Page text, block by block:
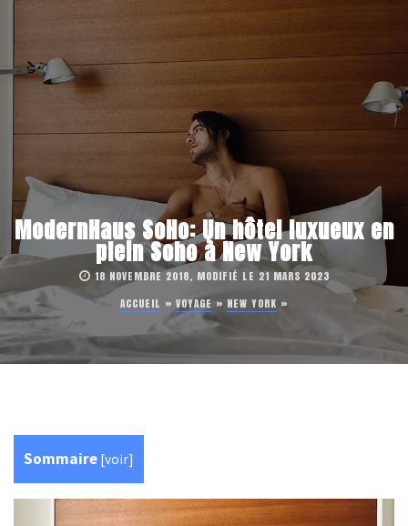
ModernHaus SoHo: Un hôtel luxueux en
plein Soho à New York
18 NOVEMBRE 2018, MODIFIÉ LE 21 MARS 2023
ACCUEIL » VOYAGE » NEW YORK »
Sommaire [voir]